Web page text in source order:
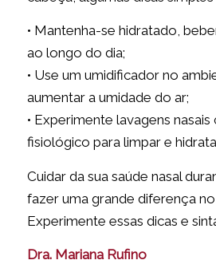
• Mantenha-se hidratado,
ao longo do dia;
• Use um umidificador no
aumentar a umidade do ar;
• Experimente lavagens
fisiológico para limpar e
Cuidar da sua saúde nasal
fazer uma grande diferença
Experimente essas dicas e
Dra. Mariana Rufino